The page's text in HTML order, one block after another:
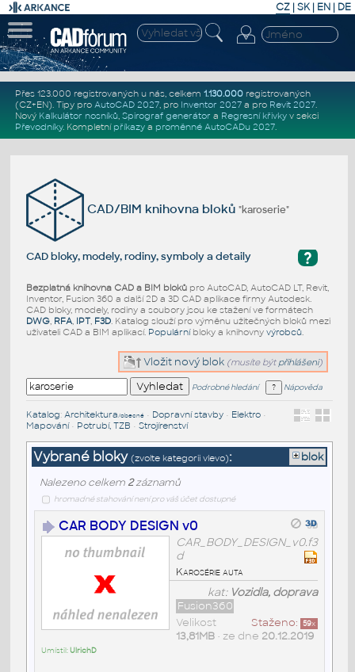
CZ | SK| EN | DE
Přes 123.000 registrovaných u nás, celkem 1.130.000registrovaných
(CZ+EN). Tipy pro AutoCAD 2027, pro Inventor 2027a pro Revit 2027.
Nový Kalkulátor nosníků, Spirograf generátor a Regresní křivkyv sekci
Převodníky. Kompletní příkazya proměnné AutoCADu 2027.
CAD/BIM knihovna bloků"karoserie"
?
CAD bloky, modely, rodiny, symboly a detaily
Bezplatná knihovna CAD a BIM blokůpro AutoCAD, AutoCAD LT, Revit,
Inventor, Fusion 360 a další 2D a 3D CAD aplikace firmy Autodesk.
CAD bloky, modely, rodiny a soubory jsou ke stažení ve formátech
DWG, RFA, IPT, F3D. Katalog slouží pro výměnu užitečných bloků mezi
uživateli CAD a BIM aplikací. Populárníbloky a knihovny výrobců.
Vložit nový blok (musíte být přihlášeni)
Podrobné hledání Nápověda
Katalog: Architektura/obecné• Dopravní stavby• Elektro•
Mapování• Potrubí, TZB • Strojírenství
Vybrané bloky (zvolte kategorii vlevo): blok
Nalezeno celkem 2záznamů
hromadné stahování není pro váš účet dostupné
CAR BODY DESIGN v0
CAR_BODY_DESIGN_v0.f3
d
Karosérie auta
kat: Vozidla, doprava
Fusion360
Staženo: 59x
Velikost
13,81MB• ze dne 20.12.2019
Umístil:UlrichD